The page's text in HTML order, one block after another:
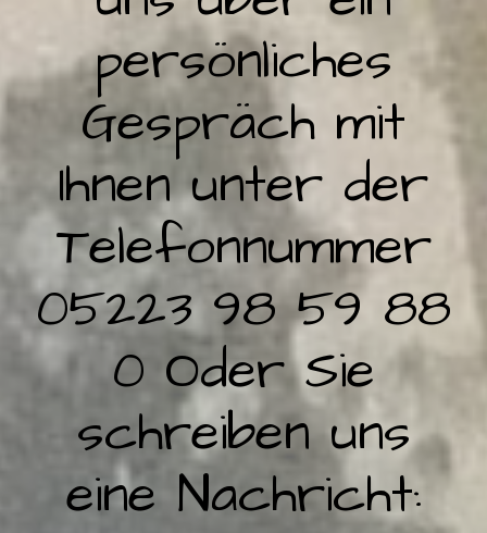
persönliches
Gespräch mit
Ihnen unter der
Telefonnummer
05223 98 59 88
0 Oder Sie
schreiben uns
eine Nachricht: